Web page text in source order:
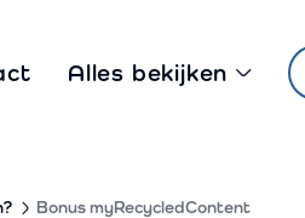
Alles bekijken
Bonus myRecycledContent